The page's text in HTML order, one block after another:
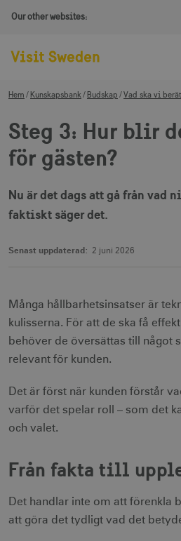
Our other websites:
Hem Kunskapsbank Budskap Vad ska vi
Steg 3: Hur blir
för gästen?
Nu är det dags att gå från
faktiskt säger det.
Senast uppdaterad: 2 juni 2026
Många hållbarhetsinsatser är
kulisserna. För att de ska få
behöver de översättas till något
relevant för kunden.
Det är först när kunden förstår
varför det spelar roll – som det
och valet.
Från fakta till
Det handlar inte om att förenkla
att göra det tydligt vad det